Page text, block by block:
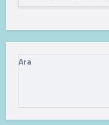
Ara